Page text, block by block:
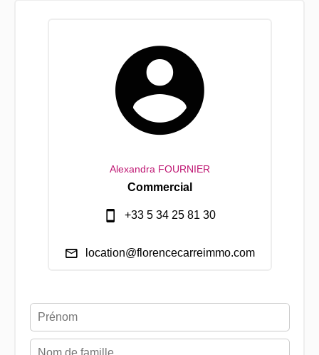
Alexandra FOURNIER
Commercial
+33 5 34 25 81 30
location@florencecarreimmo.com